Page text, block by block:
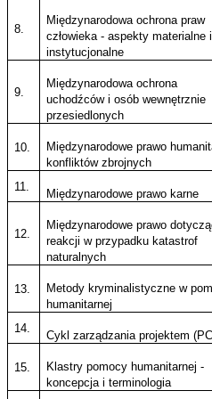
8.
Międzynarodowa ochrona praw
człowieka - aspekty materialne i
instytucjonalne
9.
Międzynarodowa ochrona
uchodźców i osób wewnętrznie
przesiedlonych
10.
Międzynarodowe prawo
konfliktów zbrojnych
11.
Międzynarodowe prawo karne
12.
Międzynarodowe prawo
reakcji w przypadku katastrof
naturalnych
13.
Metody kryminalistyczne w
humanitarnej
14.
Cykl zarządzania projektem
15.
Klastry pomocy humanitarnej -
koncepcja i terminologia